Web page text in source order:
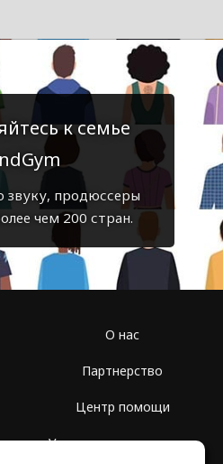
к семье
звуку, продюссеры
чем 200 стран.
О нас
Партнерство
Центр помощи
Условия использования